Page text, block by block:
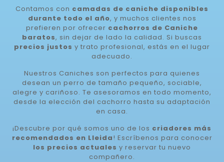
Contamos con camadas de caniche disponibles
durante todo el año, y muchos clientes nos
prefieren por ofrecer cachorros de Caniche
baratos, sin dejar de lado la calidad. Si buscas
precios justos y trato profesional, estás en el lugar
adecuado.
Nuestros Caniches son perfectos para quienes
desean un perro de tamaño pequeño, sociable,
alegre y cariñoso. Te asesoramos en todo momento,
desde la elección del cachorro hasta su adaptación
en casa.
¡Descubre por qué somos uno de los criadores más
recomendados en Lleida! Escríbenos para conocer
los precios actuales y reservar tu nuevo
compañero.